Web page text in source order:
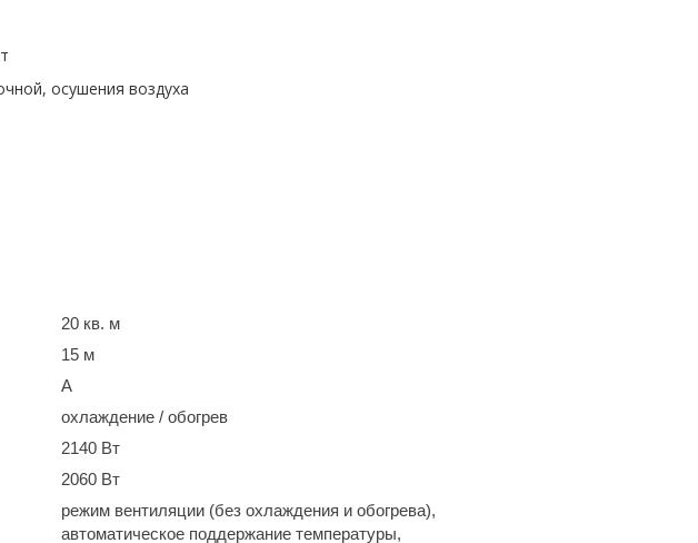
осушения воздуха
20 кв. м
15 м
A
охлаждение / обогрев
2140 Вт
2060 Вт
режим вентиляции (без охлаждения и обогрева),
автоматическое поддержание температуры,